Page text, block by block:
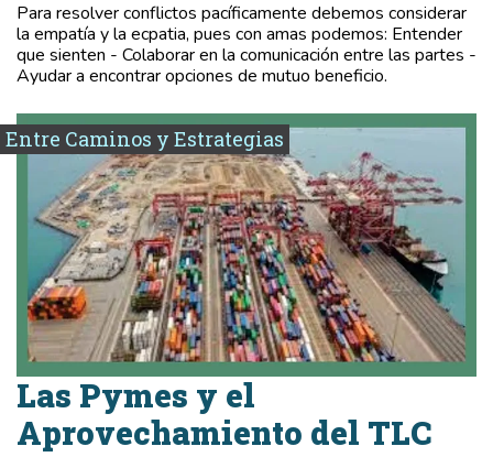
Para resolver conflictos pacíficamente debemos considerar
la empatía y la ecpatia, pues con amas podemos: Entender
que sienten - Colaborar en la comunicación entre las partes -
Ayudar a encontrar opciones de mutuo beneficio.
Entre Caminos y Estrategias
Las Pymes y el
Aprovechamiento del TLC